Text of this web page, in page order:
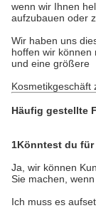
wenn wir Ihnen
aufzubauen oder
Wir haben uns
hoffen wir können
und eine größere
Kosmetikgeschäft
Häufig gestellte
1Könntest du
Ja, wir können
Sie machen,
Ich muss es